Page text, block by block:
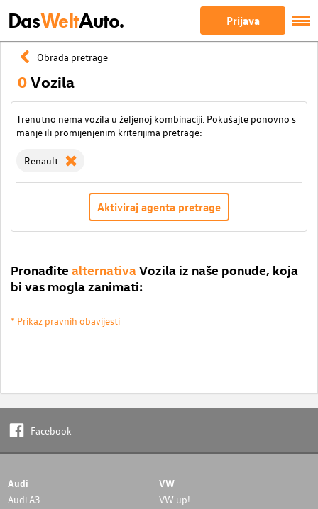
DasWeltAuto. Prijava
Obrada pretrage
0Vozila
Trenutno nema vozila u željenoj kombinaciji. Pokušajte ponovno s
manje ili promijenjenim kriterijima pretrage:
Renault
Aktiviraj agenta pretrage
Pronađite alternativaVozila iz naše ponude, koja
bi vas mogla zanimati:
* Prikaz pravnih obavijesti
Facebook
Audi
Audi A3
VW
VW up!